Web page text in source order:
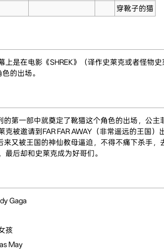
穿靴子的猫
上是在电影《SHREK》（译作史莱克或者怪物
的出场。
的第一部中就奠定了靴猫这个角色的出场，公
克被邀请到FAR FAR AWAY（非常遥远的王国
来又被王国的神仙教母逼迫，不得不痛下杀手
最后却和史莱克成为好哥们。
Gaga
孩
May